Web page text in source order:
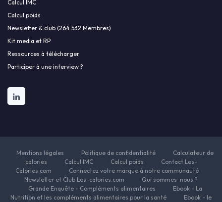
Calcul IMC
Calcul poids
Newsletter & club (264 532 Membres)
Kit media et RP
Ressources à télécharger
Participer à une interview ?
Mentions légales Politique de confidentialité
Calculateur de
calories
Calcul IMC Calcul poids
Contact Les-
Calories.com
Connectez votre marque à notre communauté
Newsletter et Club Les-calories.com
Qui sommes-nous ?
Grande Enquête - Compléments alimentaires
Ebook - La
Nutrition et les compléments alimentaires pour la santé
Ebook - le